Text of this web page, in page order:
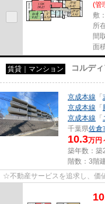
(管
敷
所
間
面
賃貸｜マンション コルデ
京成本線 「
京成本線 「
京成本線 「
千葉県佐倉
10.3万円
築年数：築
階数：3階
☆不動産サービスを追求し、価